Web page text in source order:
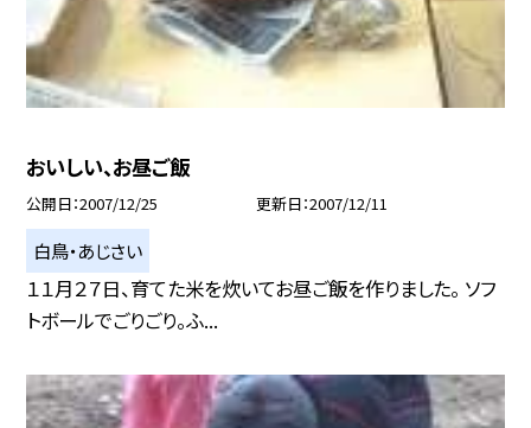
おいしい、お昼ご飯
公開日 2007/12/25 更新日 2007/12/11
白鳥・あじさい
１１月２７日、育てた米を炊いてお昼ご飯を作りました。 ソフ
トボールでごりごり。ふ...